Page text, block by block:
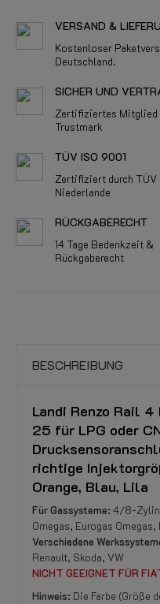
VERSAND &
Kostenloser
Deutschland.
SICHER UND
Zertifiziertes Mitglied
Trustmark
TÜV ISO 9001
Zertifiziert durch TÜV
Niederlande
RÜCKGABERECHT
14 Tage Bedenkzeit &
Rückgaberecht
BESCHREIBUNG
Landi Renzo Rail 4
25 für LPG oder
richtige
Orange, Blau, Lila
Für Gassysteme: 4/8-
Omegas, Eurogas Omegas,
Verschiedene
Renault, Skoda, VW
NICHT GEEIGNET FÜR
Hinweis: Die Farbe (Größe